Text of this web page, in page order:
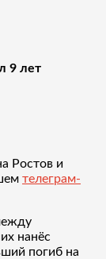
9 лет
Ростов и
телеграм-
нанёс
погиб на